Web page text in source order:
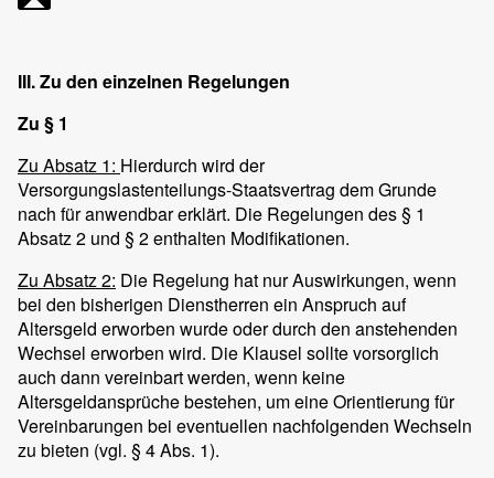
III. Zu den einzelnen Regelungen
Zu § 1
Zu Absatz 1: Hierdurch wird der
Versorgungslastenteilungs-Staatsvertrag dem Grunde
nach für anwendbar erklärt. Die Regelungen des § 1
Absatz 2 und § 2 enthalten Modifikationen.
Zu Absatz 2: Die Regelung hat nur Auswirkungen, wenn
bei den bisherigen Dienstherren ein Anspruch auf
Altersgeld erworben wurde oder durch den anstehenden
Wechsel erworben wird. Die Klausel sollte vorsorglich
auch dann vereinbart werden, wenn keine
Altersgeldansprüche bestehen, um eine Orientierung für
Vereinbarungen bei eventuellen nachfolgenden Wechseln
zu bieten (vgl. § 4 Abs. 1).